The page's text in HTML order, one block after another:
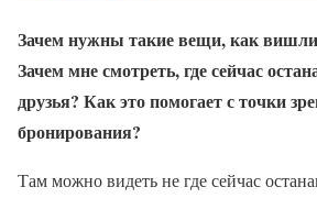
Зачем нужны такие вещи, как
Зачем мне смотреть, где сейчас
друзья? Как это помогает с точки
бронирования?
Там можно видеть не где сейчас